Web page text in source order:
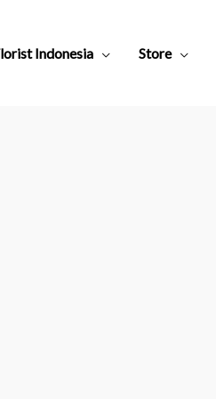
Indonesia Store